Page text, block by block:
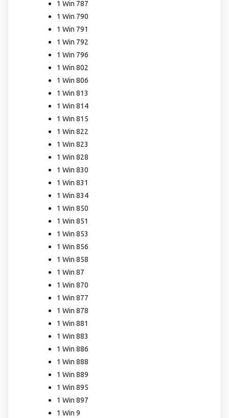
1 Win 787
1 Win 790
1 Win 791
1 Win 792
1 Win 796
1 Win 802
1 Win 806
1 Win 813
1 Win 814
1 Win 815
1 Win 822
1 Win 823
1 Win 828
1 Win 830
1 Win 831
1 Win 834
1 Win 850
1 Win 851
1 Win 853
1 Win 856
1 Win 858
1 Win 87
1 Win 870
1 Win 877
1 Win 878
1 Win 881
1 Win 883
1 Win 886
1 Win 888
1 Win 889
1 Win 895
1 Win 897
1 Win 9